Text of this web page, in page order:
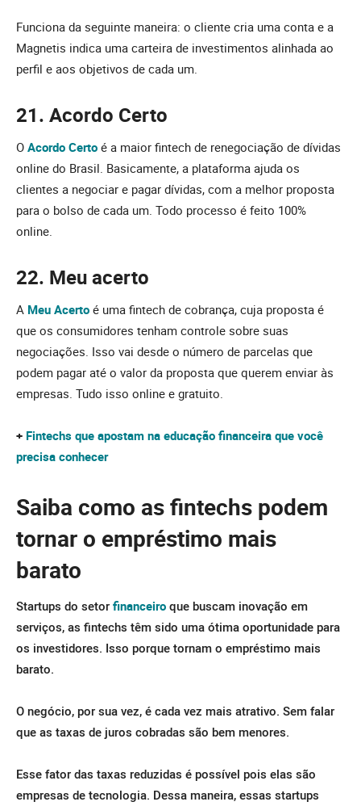
Funciona da seguinte maneira: o cliente cria uma conta e a
Magnetis indica uma carteira de investimentos alinhada ao
perfil e aos objetivos de cada um.
21. Acordo Certo
O Acordo Certo é a maior fintech de renegociação de dívidas
online do Brasil. Basicamente, a plataforma ajuda os
clientes a negociar e pagar dívidas, com a melhor proposta
para o bolso de cada um. Todo processo é feito 100%
online.
22. Meu acerto
A Meu Acerto é uma fintech de cobrança, cuja proposta é
que os consumidores tenham controle sobre suas
negociações. Isso vai desde o número de parcelas que
podem pagar até o valor da proposta que querem enviar às
empresas. Tudo isso online e gratuito.
+ Fintechs que apostam na educação financeira que você
precisa conhecer
Saiba como as fintechs podem
tornar o empréstimo mais
barato
Startups do setor financeiro que buscam inovação em
serviços, as fintechs têm sido uma ótima oportunidade para
os investidores. Isso porque tornam o empréstimo mais
barato.
O negócio, por sua vez, é cada vez mais atrativo. Sem falar
que as taxas de juros cobradas são bem menores.
Esse fator das taxas reduzidas é possível pois elas são
empresas de tecnologia. Dessa maneira, essas startups